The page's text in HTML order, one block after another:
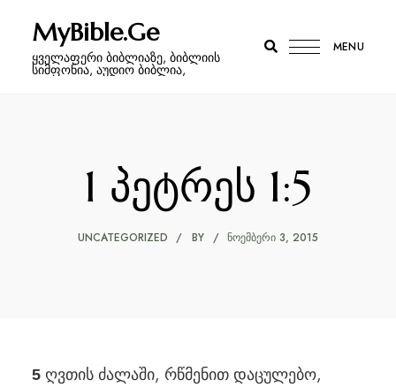
MyBible.Ge
ყველაფერი ბიბლიაზე, ბიბლიის
სიმფონია, აუდიო ბიბლია,
MENU
1 პეტრეს 1:5
UNCATEGORIZED BY ᲜᲝᲔᲛᲑᲔᲠᲘ 3, 2015
5ღვთის ძალაში, რწმენით დაცულებო,